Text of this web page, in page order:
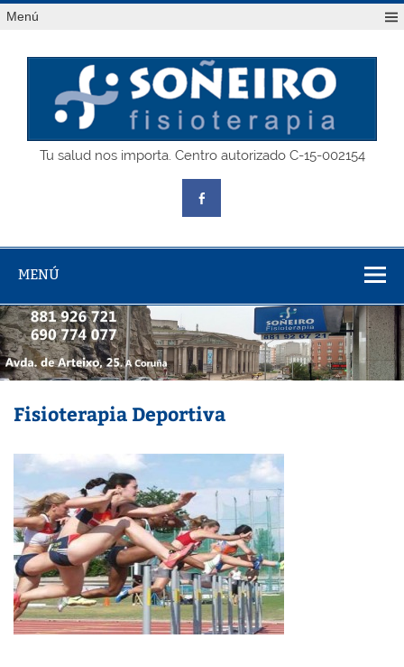
Saltar
alMenú
SOÑEIRO
Tu salud nos importa. Centro autorizado C-15-002154
MENÚ
Fisioterapia Deportiva